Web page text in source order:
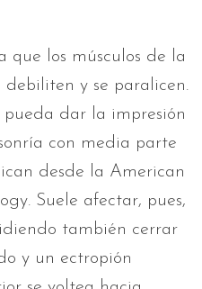
que los músculos de la
y se paralicen.
dar la impresión
con media parte
desde la American
Suele afectar, pues,
también cerrar
y un ectropión